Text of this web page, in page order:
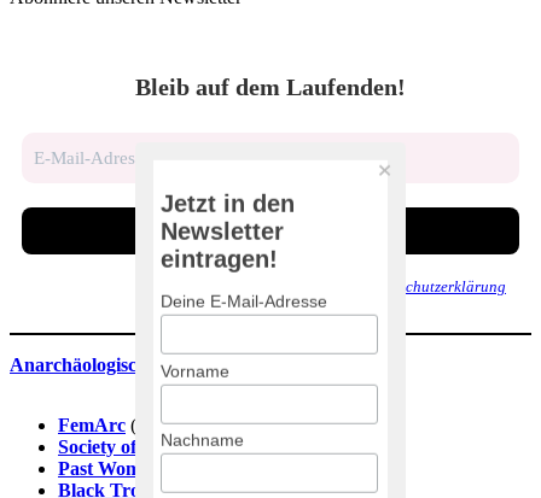
Bleib auf dem Laufenden!
Datenschutzerklärung
Anarchäologische Literaturdatenbank
FemArc (DE)
Society of Black Archaeologists
Past Women
Black Trowel Collectiv(EN)
Jetzt in den
Newsletter
eintragen!
Deine E-Mail-Adresse
Vorname
Nachname